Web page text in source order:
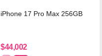
iPhone 17 Pro Max 256GB
$44,002